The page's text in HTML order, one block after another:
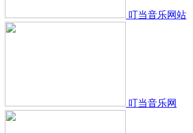
叮当音乐网站
叮当音乐网